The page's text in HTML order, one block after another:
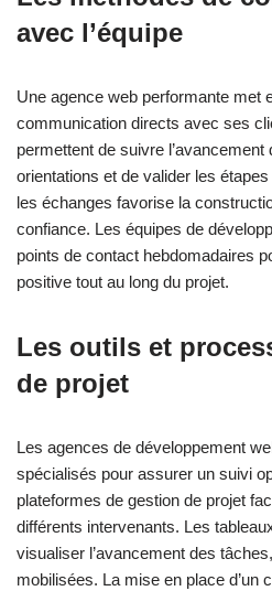
avec l’équipe
Une agence web performante met
communication directs avec ses
permettent de suivre l’avancement
orientations et de valider les
les échanges favorise la
confiance. Les équipes de
points de contact hebdomadaires
positive tout au long du projet.
Les outils et
de projet
Les agences de développement
spécialisés pour assurer un suivi
plateformes de gestion de projet
différents intervenants. Les
visualiser l’avancement des
mobilisées. La mise en place d’un